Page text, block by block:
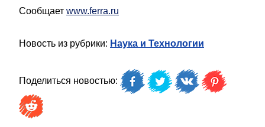
Сообщает www.ferra.ru
Новость из рубрики: Наука и Технологии
Поделиться новостью: